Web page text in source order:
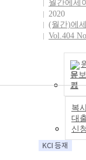
월간에세
2020
(월간)에
Vol.404
문보
기
복
대
신